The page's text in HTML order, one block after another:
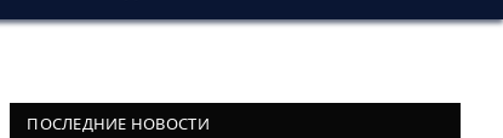
ПОСЛЕДНИЕ НОВОСТИ